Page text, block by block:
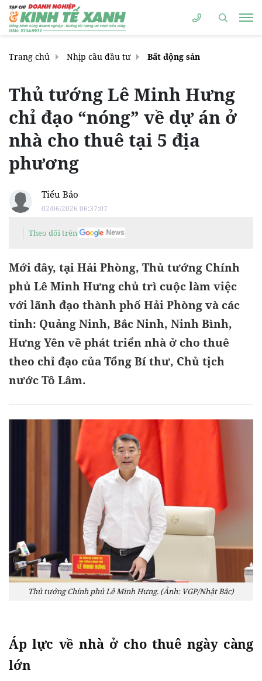
Trang chủ Nhịp cầu đầu tư Bất động sản
Thủ tướng Lê Minh Hưng
chỉ đạo “nóng” về dự án ở
nhà cho thuê tại 5 địa
phương
Tiểu Bảo
02/06/2026 06:37:07
Theo dõi trên
Mới đây, tại Hải Phòng, Thủ tướng Chính
phủ Lê Minh Hưng chủ trì cuộc làm việc
với lãnh đạo thành phố Hải Phòng và các
tỉnh: Quảng Ninh, Bắc Ninh, Ninh Bình,
Hưng Yên về phát triển nhà ở cho thuê
theo chỉ đạo của Tổng Bí thư, Chủ tịch
nước Tô Lâm.
Thủ tướng Chính phủ Lê Minh Hưng. (Ảnh: VGP/Nhật Bắc)
Áp lực về nhà ở cho thuê ngày càng
lớn